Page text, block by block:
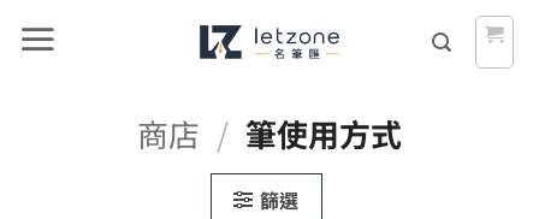
商店 / 筆使用方式
篩選